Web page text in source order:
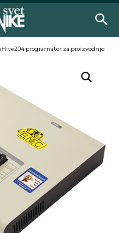
programator za proizvodnjo